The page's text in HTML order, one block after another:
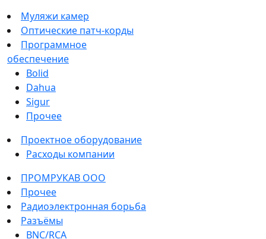
Муляжи камер
Оптические патч-корды
Программное
обеспечение
Bolid
Dahua
Sigur
Прочее
Проектное оборудование
Расходы компании
ПРОМРУКАВ ООО
Прочее
Радиоэлектронная борьба
Разъёмы
BNC/RCA